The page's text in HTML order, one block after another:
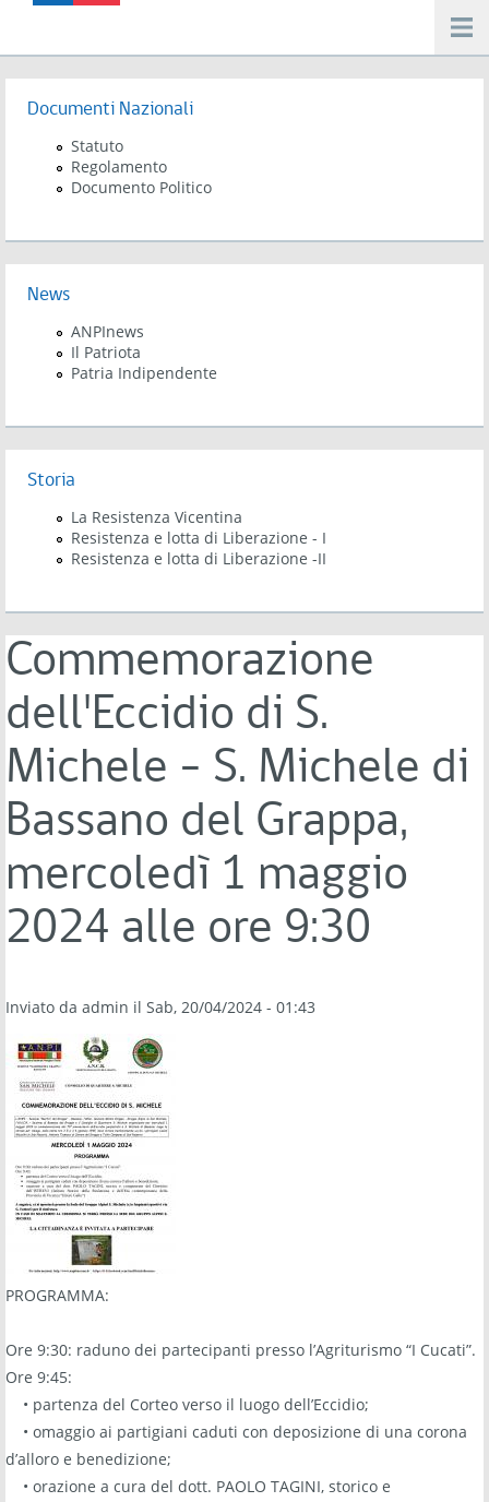
Salta al contenuto principale
Documenti Nazionali
Statuto
Regolamento
Documento Politico
News
ANPInews
Il Patriota
Patria Indipendente
Storia
La Resistenza Vicentina
Resistenza e lotta di Liberazione - I
Resistenza e lotta di Liberazione -II
Commemorazione
dell'Eccidio di S.
Michele - S. Michele di
Bassano del Grappa,
mercoledì 1 maggio
2024 alle ore 9:30
Inviato da admin il Sab, 20/04/2024 - 01:43
PROGRAMMA:
Ore 9:30: raduno dei partecipanti presso l’Agriturismo “I Cucati”.
Ore 9:45:
• partenza del Corteo verso il luogo dell’Eccidio;
• omaggio ai partigiani caduti con deposizione di una corona
d’alloro e benedizione;
• orazione a cura del dott. PAOLO TAGINI, storico e